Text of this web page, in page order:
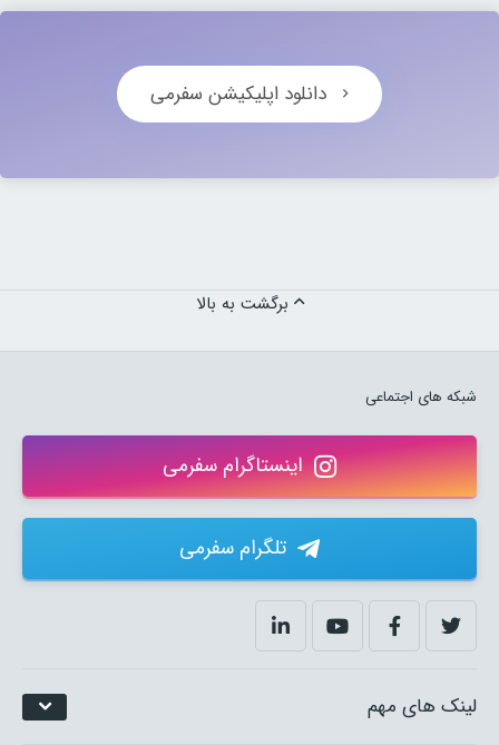
دانلود اپلیکیشن سفرمی
لینک های مهم
شبکه های اجتماعی
اینستاگرام سفرمی
تلگرام سفرمی